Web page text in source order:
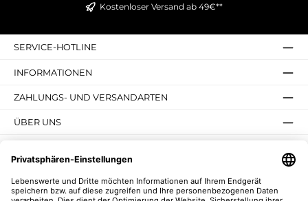
Kostenloser Versand ab 49€**
SERVICE-HOTLINE
INFORMATIONEN
ZAHLUNGS- UND VERSANDARTEN
ÜBER UNS
NEWSLETTER